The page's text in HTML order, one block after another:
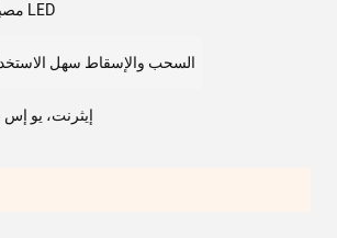
مصباح LED
السحب والإسقاط سهل
إيثرنت، يو إس